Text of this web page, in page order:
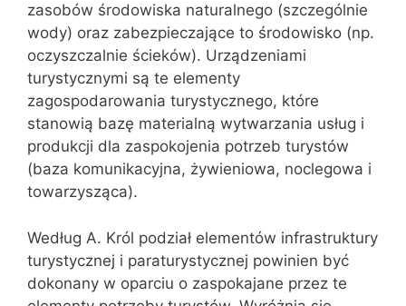
zasobów środowiska naturalnego (szczególnie
wody) oraz zabezpieczające to środowisko (np.
oczyszczalnie ścieków). Urządzeniami
turystycznymi są te elementy
zagospodarowania turystycznego, które
stanowią bazę materialną wytwarzania usług i
produkcji dla zaspokojenia potrzeb turystów
(baza komunikacyjna, żywieniowa, noclegowa i
towarzysząca).
Według A. Król podział elementów infrastruktury
turystycznej i paraturystycznej powinien być
dokonany w oparciu o zaspokajane przez te